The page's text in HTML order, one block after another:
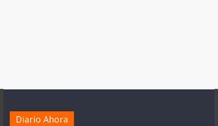
Diario Ahora